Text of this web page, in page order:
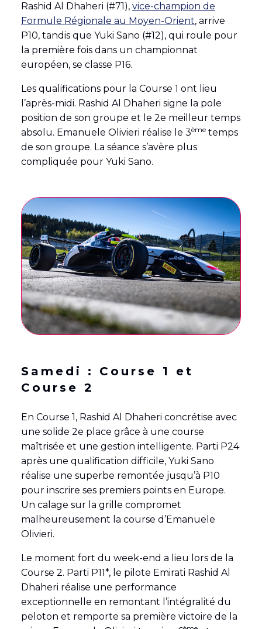
Rashid Al Dhaheri (#71), vice-champion de
Formule Régionale au Moyen-Orient, arrive
P10, tandis que Yuki Sano (#12), qui roule pour
la première fois dans un championnat
européen, se classe P16.
Les qualifications pour la Course 1 ont lieu
l’après-midi. Rashid Al Dhaheri signe la pole
position de son groupe et le 2e meilleur temps
absolu. Emanuele Olivieri réalise le 3èmetemps
de son groupe. La séance s’avère plus
compliquée pour Yuki Sano.
Samedi : Course 1 et
Course 2
En Course 1, Rashid Al Dhaheri concrétise avec
une solide 2e place grâce à une course
maîtrisée et une gestion intelligente. Parti P24
après une qualification difficile, Yuki Sano
réalise une superbe remontée jusqu’à P10
pour inscrire ses premiers points en Europe.
Un calage sur la grille compromet
malheureusement la course d’Emanuele
Olivieri.
Le moment fort du week-end a lieu lors de la
Course 2. Parti P11*, le pilote Emirati Rashid Al
Dhaheri réalise une performance
exceptionnelle en remontant l’intégralité du
peloton et remporte sa première victoire de la